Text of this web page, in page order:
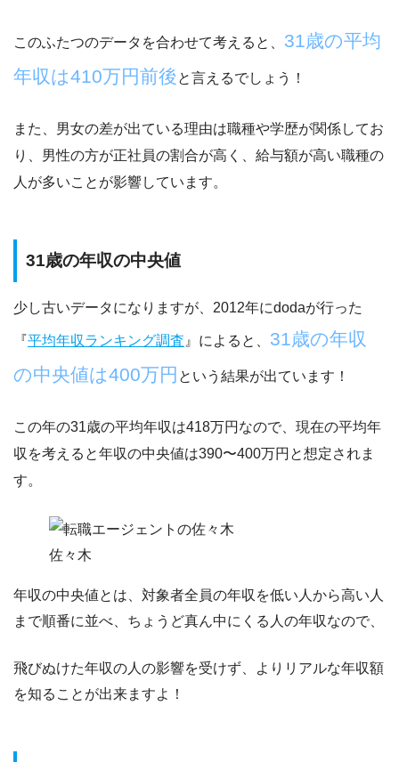
このふたつのデータを合わせて考えると、 31歳の平均
年収は410万円前後と言えるでしょう！
また、男女の差が出ている理由は職種や学歴が関係してお
り、 男性の方が正社員の割合が高く、給与額が高い職種の
人が多いことが影響しています。
31歳の年収の中央値
少し古いデータになりますが、2012年にdodaが行った
『平均年収ランキング調査 』によると、 31歳の年収
の中央値は400万円 という結果が出ています！
この年の31歳の平均年収は418万円なので、 現在の平均年
収を考えると年収の中央値は390〜400万円と想定されま
す。
佐々木
年収の中央値とは、対象者全員の年収を低い人から高い人
まで順番に並べ、ちょうど真ん中にくる人の年収なので、
飛びぬけた年収の人の影響を受けず、よりリアルな年収額
を知ることが出来ますよ！